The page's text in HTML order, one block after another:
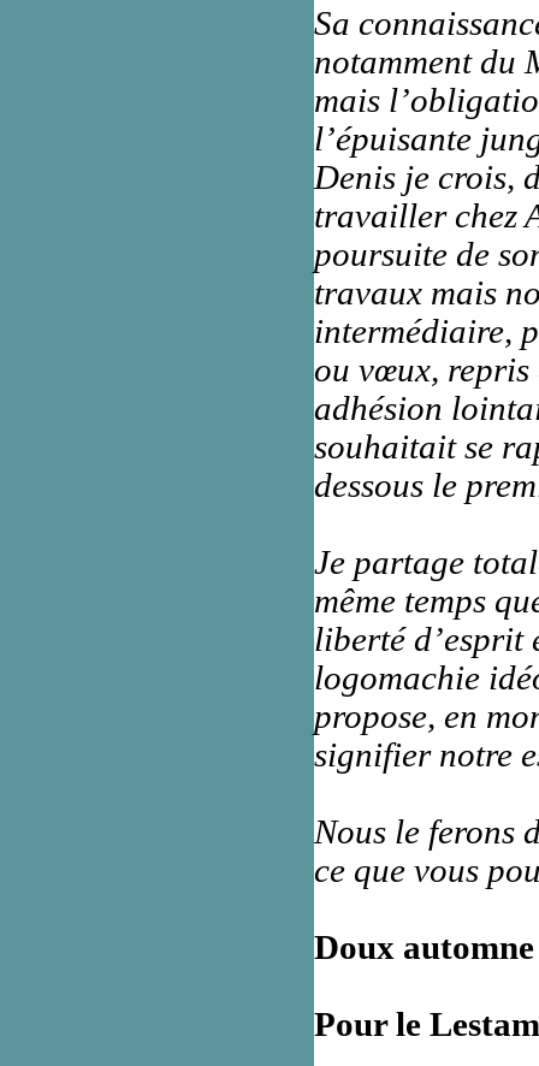
Sa
notamment du
mais
l’épuisante
Denis je crois,
travailler chez
poursuite de
travaux mais
intermédiaire,
ou vœux, repris
adhésion
souhaitait se
dessous le
Je partage
même temps
liberté d’esprit
logomachie
propose, en
signifier notre
Nous le ferons
ce que vous
Doux
Pour le